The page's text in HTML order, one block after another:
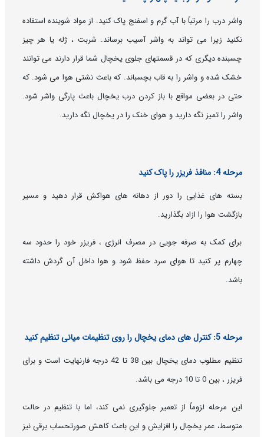
واشر درب را مرتباً با آب گرم و اسفنج پاک کنید. از مواد شوینده استفاده
نکنید زیرا می تواند به واشر آسیب برساند. شربت ، ژله یا هر چیز
چسبنده دیگری که در قسمتهای جلوی یخچال شما قرار دارند می توانند
خشک شده و واشر را به قاب بچسباند. که باعث نشتی هوا می شود. که
حتی در بعضی مواقع با باز کردن درب یخچال باعث پارگی واشر شود.
واشر را تمیز نگه دارید و هوای خنک را در یخچال نگه دارید.
مرحله 4: منافذ فریزر را پاک کنید
بسته های غذایی را دور از دهانه های هواکش قرار دهید و مسیر
بازگشت هوا را ازاد بگذارید.
برای کمک به صرفه جویی در مصرف انرژی ، فریزر خود را حدود سه
چهارم پر کنید تا هوای سرد حفظ شود و هوا داخل آن گردش داشته
باشد.
مرحله 5: کنترل های دمای یخچال را روی تنظیمات میانی تنظیم کنید
تنظیم مطلوب دمای یخچال بین 38 تا 42 درجه فارنهایت است و برای
فریزر ، بین 0 تا 10 درجه می باشد.
این مرحله لزوماً از تعمیر جلوگیری نمی کند، اما با تنظیم در حالت
متوسط، عمر یخچال را افزایش و این باعث کاهش صورتحساب برقی نیز